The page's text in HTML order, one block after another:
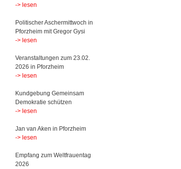
-> lesen
Politischer Aschermittwoch in
Pforzheim mit Gregor Gysi
-> lesen
Veranstaltungen zum 23.02.
2026 in Pforzheim
-> lesen
Kundgebung Gemeinsam
Demokratie schützen
-> lesen
Jan van Aken in Pforzheim
-> lesen
Empfang zum Weltfrauentag
2026